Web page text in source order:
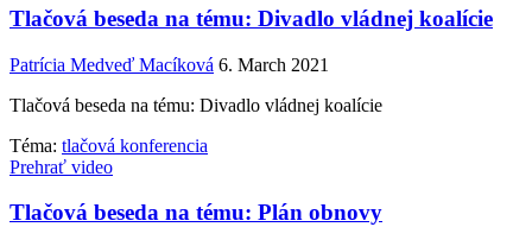
Tlačová beseda na tému: Divadlo vládnej koalície
Patrícia Medveď Macíková 6. March 2021
Tlačová beseda na tému: Divadlo vládnej koalície
Téma: tlačová konferencia
Prehrať video
Tlačová beseda na tému: Plán obnovy